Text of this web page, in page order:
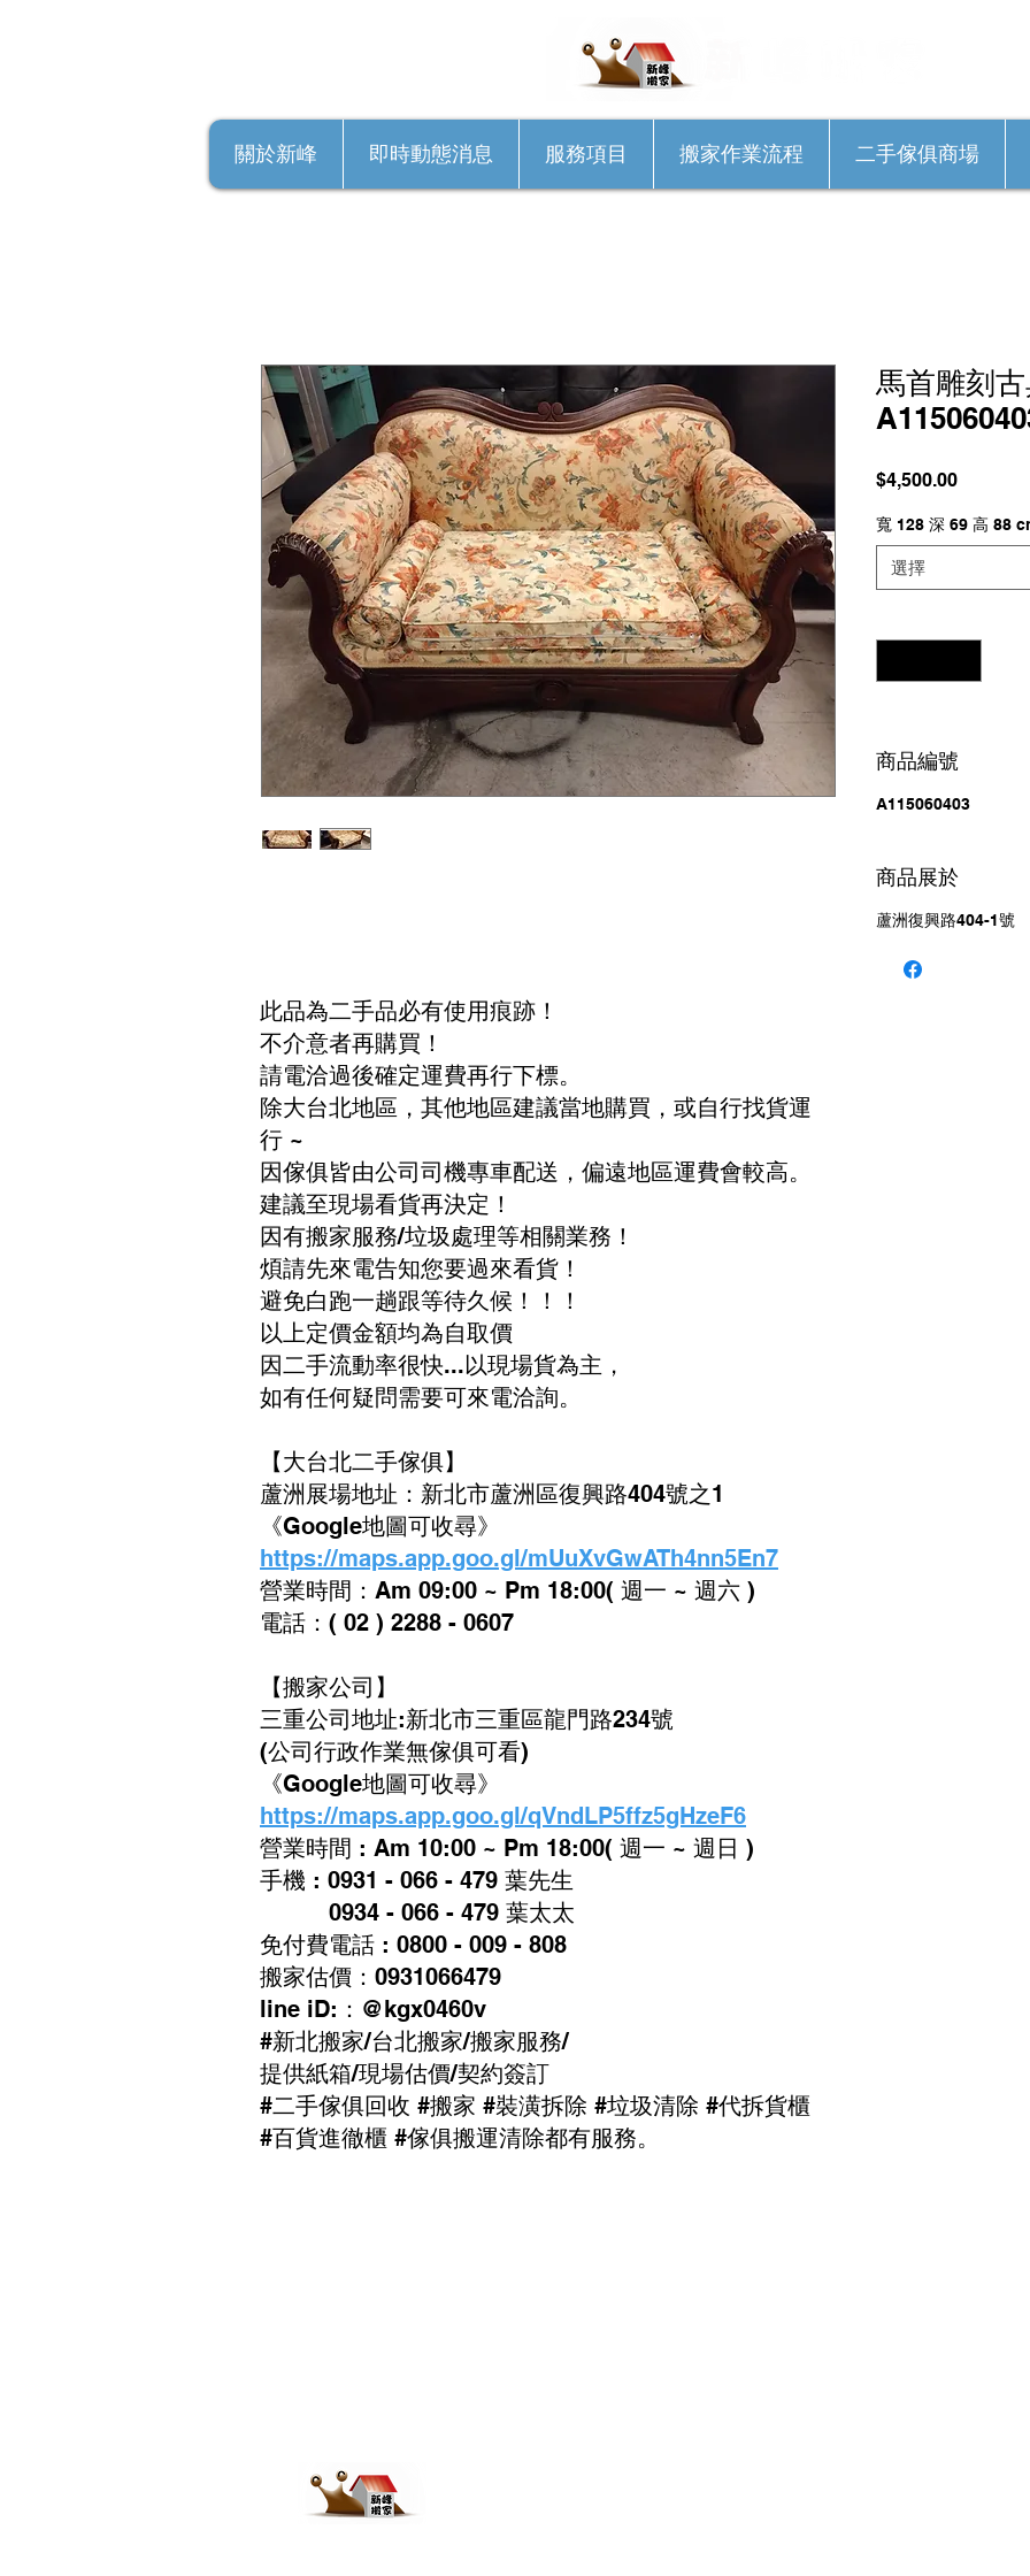
關於新峰 即時動態消息 服務項目 搬家作業流程 二手傢俱商場
馬首雕刻
$4,500.00價
寬 128 深 69 高 88
選擇
商品編號
A115060403
商品展於
蘆洲復興路404-1號
此品為二手品必有使用痕跡！
不介意者再購買！
請電洽過後確定運費再行下標。
除大台北地區，其他地區建議當地購買，或自行找貨運
行 ~
因傢俱皆由公司司機專車配送，偏遠地區運費會較高。
建議至現場看貨再決定！
因有搬家服務/垃圾處理等相關業務！
煩請先來電告知您要過來看貨！
避免白跑一趟跟等待久候！！！
以上定價金額均為自取價
因二手流動率很快...以現場貨為主，
如有任何疑問需要可來電洽詢。
【大台北二手傢俱】
蘆洲展場地址：新北市蘆洲區復興路404號之1
《Google地圖可收尋》
https://maps.app.goo.gl/mUuXvGwATh4nn5En7
營業時間：Am 09:00 ~ Pm 18:00( 週一 ~ 週六 )
電話：( 02 ) 2288 - 0607
【搬家公司】
三重公司地址:新北市三重區龍門路234號
(公司行政作業無傢俱可看)
《Google地圖可收尋》
https://maps.app.goo.gl/qVndLP5ffz5gHzeF6
營業時間 : Am 10:00 ~ Pm 18:00( 週一 ~ 週日 )
手機 : 0931 - 066 - 479 葉先生
0934 - 066 - 479 葉太太
免付費電話 : 0800 - 009 - 808
搬家估價：0931066479
line iD:：@kgx0460v
#新北搬家/台北搬家/搬家服務/
提供紙箱/現場估價/契約簽訂
#二手傢俱回收 #搬家 #裝潢拆除 #垃圾清除 #代拆貨櫃
#百貨進徹櫃 #傢俱搬運清除都有服務。